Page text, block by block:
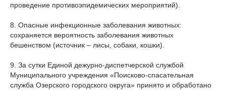
проведение противоэпидемических мероприятий).
8. Опасные инфекционные заболевания животных:
сохраняется вероятность заболевания животных
бешенством (источник – лисы, собаки, кошки).
9. За сутки Единой дежурно-диспетчерской службой
Муниципального учреждения «Поисково-спасательная
служба Озерского городского округа» принято и обработано